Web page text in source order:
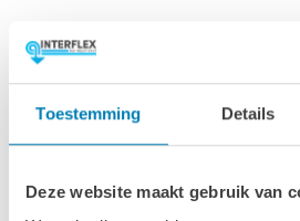
Toestemming Details
Deze website maakt gebruik van
Opties
Dakbedekking